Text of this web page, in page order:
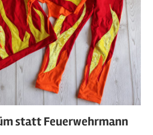
statt Feuerwehrmann